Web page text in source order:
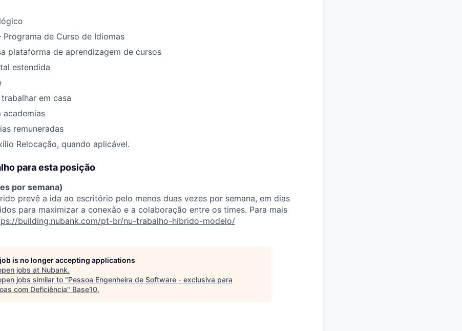
Programa de Curso de Idiomas
plataforma de aprendizagem de cursos
estendida
em casa
academias
remuneradas
Relocação, quando aplicável.
para esta posição
por semana)
prevê a ida ao escritório pelo menos duas vezes por semana, em dias
para maximizar a conexão e a colaboração entre os times. Para mais
building.nubank.com/pt-br/nu-trabalho-hibrido-modelo/
is no longer accepting applications
jobs at Nubank.
jobs similar to "Pessoa Engenheira de Software - exclusiva para
com Deficiência" Base10.